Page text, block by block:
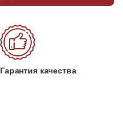
Гарантия качества